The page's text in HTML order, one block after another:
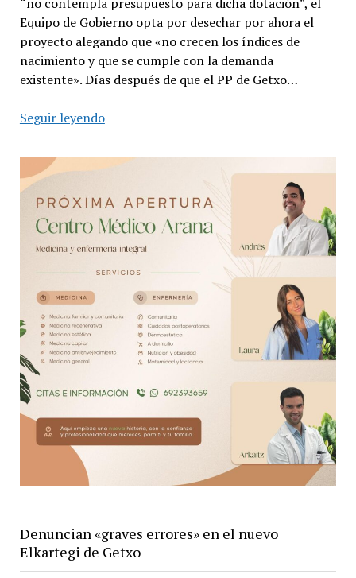
Equipo de Gobierno opta por desechar por ahora el
proyecto alegando que «no crecen los índices de
nacimiento y que se cumple con la demanda
existente». Días después de que el PP de Getxo…
Seguir leyendoGetxo
la
de
Romo
para
no
incomodar
Gobierno
Denuncian «graves errores» en el nuevo
Elkartegi de Getxo